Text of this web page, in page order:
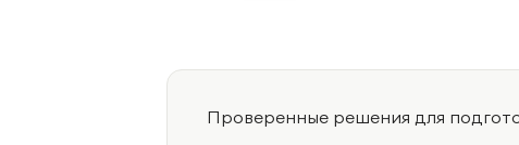
Проверенные решения для